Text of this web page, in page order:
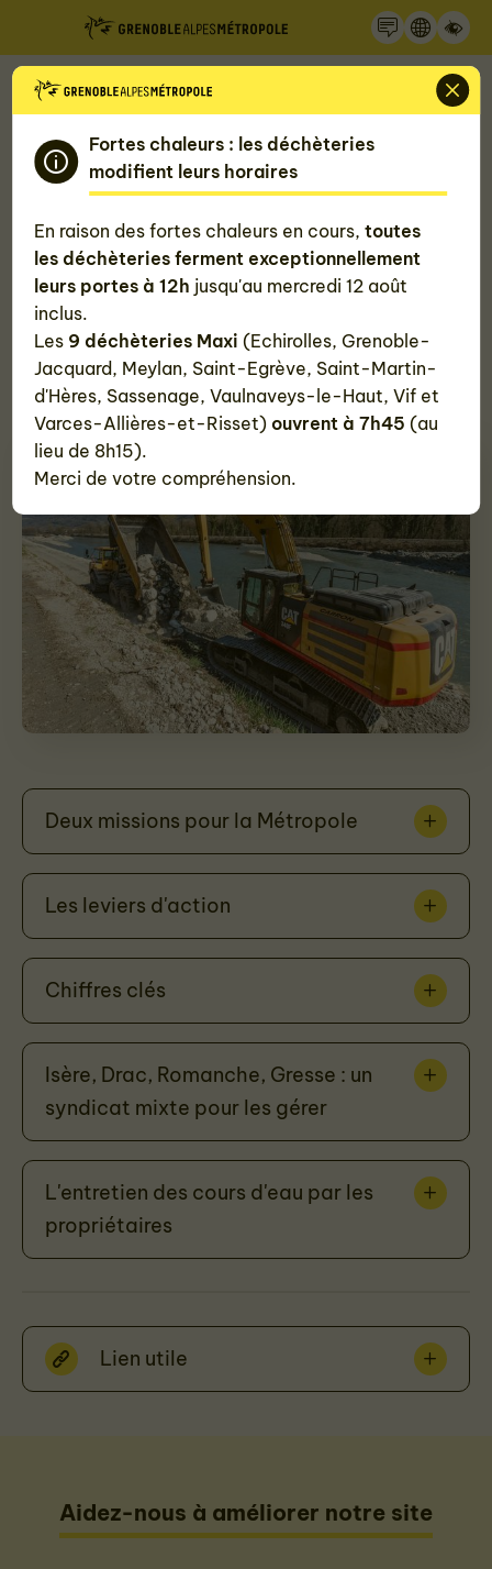
Panneau de gestion des cookies
Fortes chaleurs : les déchèteries
modifient leurs horaires
En raison des fortes chaleurs en cours,toutes
les déchèteries ferment exceptionnellement
leurs portes à 12h jusqu'au mercredi 12 août
inclus.
Les 9 déchèteries Maxi (Echirolles, Grenoble-
Jacquard, Meylan, Saint-Egrève, Saint-Martin-
d'Hères, Sassenage, Vaulnaveys-le-Haut, Vif et
Varces-Allières-et-Risset) ouvrent à 7h45(au
lieu de 8h15).
Merci de votre compréhension.
Accueil
Mon quotidien, ma Métropole
Les feuilles de route de la Métropole
La Gestion des milieux aquatiques
et la prévention des inondations
(Gemapi)
La Métropole est en charge de la Gestion des
milieux aquatiques et la prévention des inondations
(Gemapi).
Deux missions pour la Métropole
Les leviers d'action
Chiffres clés
Isère, Drac, Romanche, Gresse : un
syndicat mixte pour les gérer
L'entretien des cours d'eau par les
propriétaires
Lien utile
Aidez-nous à améliorer notre site